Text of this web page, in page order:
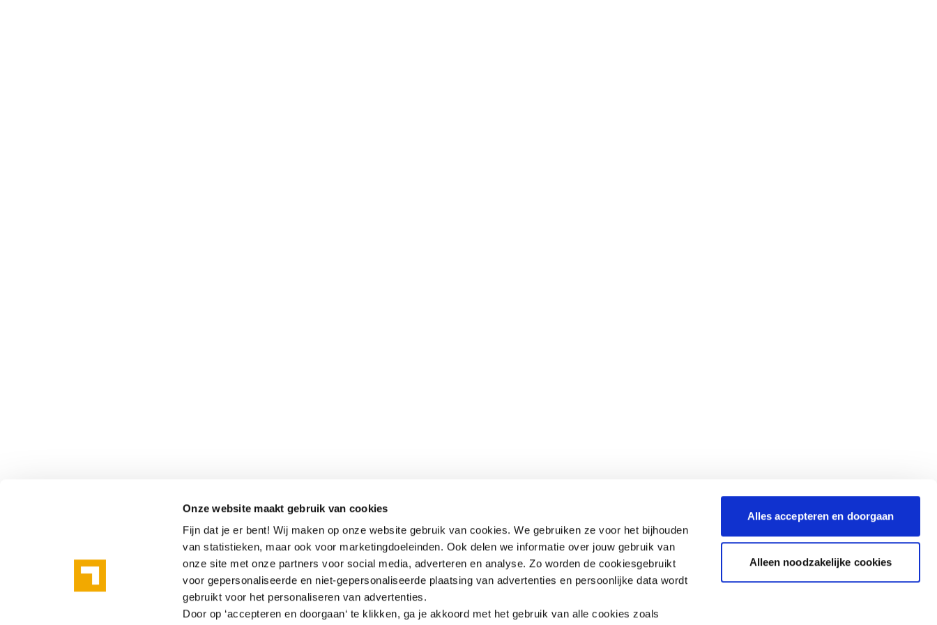
Onze website maakt gebruik van cookies
Fijn dat je er bent! Wij maken op onze website gebruik van cookies. We gebruiken ze voor het bijhouden
van statistieken, maar ook voor marketingdoeleinden. Ook delen we informatie over jouw gebruik van
onze site met onze partners voor social media, adverteren en analyse. Zo worden de cookiesgebruikt
voor gepersonaliseerde en niet-gepersonaliseerde plaatsing van advertenties en persoonlijke data wordt
gebruikt voor het personaliseren van advertenties.
Door op ‘accepteren en doorgaan‘ te klikken, ga je akkoord met het gebruik van alle cookies zoals
Alles accepteren en doorgaan
Alleen noodzakelijke cookies